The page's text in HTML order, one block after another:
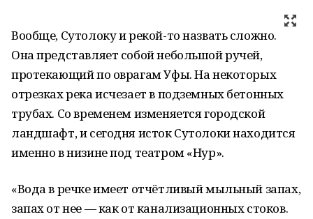
Вообще, Сутолоку и рекой-то назвать сложно.
Она представляет собой небольшой ручей,
протекающий по оврагам Уфы. На некоторых
отрезках река исчезает в подземных бетонных
трубах. Со временем изменяется городской
ландшафт, и сегодня исток Сутолоки находится
именно в низине под театром «Нур».
«Вода в речке имеет отчётливый мыльный запах,
запах от нее — как от канализационных стоков.